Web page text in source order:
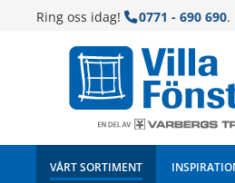
Ring oss idag! 0771 - 690 690.
VÅRT SORTIMENT